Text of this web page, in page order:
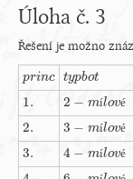
Úloha č. 3
Řešení je možno
princ
princ typbot
typbot
1.
1. 2 − mílové
2 −m ílové
2.
2. 3 − mílové
3 −m ílové
3.
3. 4 − mílové
4 −m ílové